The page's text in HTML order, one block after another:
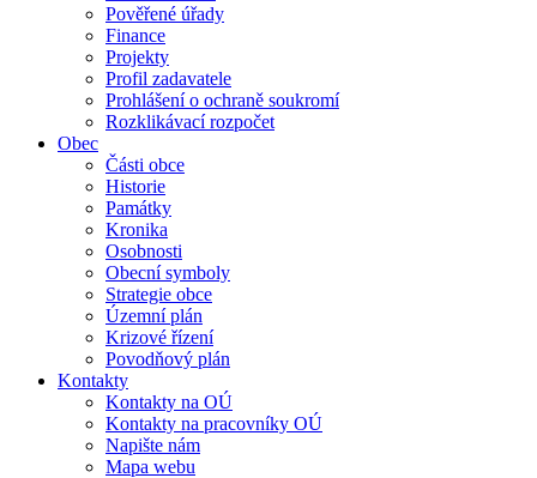
Pověřené úřady
Finance
Projekty
Profil zadavatele
Prohlášení o ochraně soukromí
Rozklikávací rozpočet
Obec
Části obce
Historie
Památky
Kronika
Osobnosti
Obecní symboly
Strategie obce
Územní plán
Krizové řízení
Povodňový plán
Kontakty
Kontakty na OÚ
Kontakty na pracovníky OÚ
Napište nám
Mapa webu